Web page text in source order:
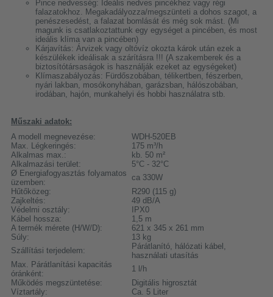
Pince nedvesség: Ideális nedves pincékhez vagy régi
falazatokhoz. Megakadályozza/megszünteti a dohos szagot, a
penészesedést, a falazat bomlását és még sok mást. (Mi
magunk is csatlakoztattunk egy egységet a pincében, és most
ideális klíma van a pincében)
Kárjavítás: Árvizek vagy oltóvíz okozta károk után ezek a
készülékek ideálisak a szárításra !!! (A szakemberek és a
biztosítótársaságok is használják ezeket az egységeket)
Klímaszabályozás: Fürdőszobában, télikertben, fészerben,
nyári lakban, mosókonyhában, garázsban, hálószobában,
irodában, hajón, munkahelyi és hobbi használatra stb.
Műszaki adatok:
A modell megnevezése:
WDH-520EB
Max. Légkeringés:
175 m³/h
Alkalmas max.:
kb. 50 m²
Alkalmazási terület:
5°C - 32°C
Ø Energiafogyasztás folyamatos
üzemben:
ca 330W
Hűtőközeg:
R290 (115 g)
Zajkeltés:
49 dB/A
Védelmi osztály:
IPX0
Kábel hossza:
1,5 m
A termék mérete (H/W/D):
621 x 345 x 261 mm
Súly:
13 kg
Szállítási terjedelem:
Párátlanító, hálózati kábel,
használati utasítás
Max. Párátlanítási kapacitás
óránként:
1 l/h
Működés megszüntetése:
Digitális higrosztát
Víztartály:
Ca. 5 Liter